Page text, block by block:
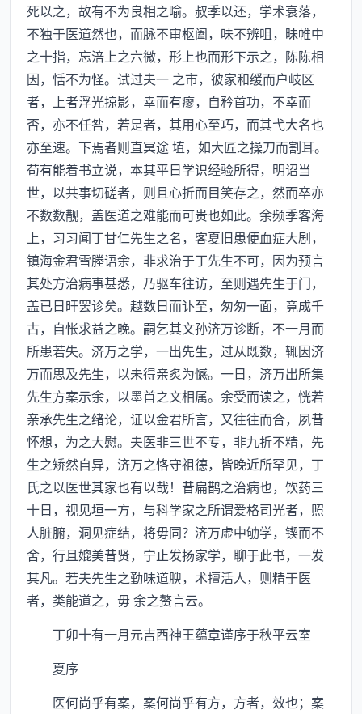
死以之，故有不为良相之喻。叔季以还，学术衰落，
不独于医道然也，而脉不审枢阖，味不辨咀，昧帷中
之十指，忘涪上之六微，形上也而形下示之，陈陈相
因，恬不为怪。试过夫一 之市，彼家和缓而户岐区
者，上者浮光掠影，幸而有瘳，自矜首功，不幸而
否，亦不任咎，若是者，其用心至巧，而其弋大名也
亦至速。下焉者则直冥途 埴，如大匠之操刀而割耳。
苟有能着书立说，本其平日学识经验所得，明诏当
世，以共事切磋者，则且心折而目笑存之，然而卒亦
不数数觏，盖医道之难能而可贵也如此。余频季客海
上，习习闻丁甘仁先生之名，客夏旧患便血症大剧，
镇海金君雪塍语余，非求治于丁先生不可，因为预言
其处方治病事甚悉，乃驱车往访，至则遇先生于门，
盖已日旰罢诊矣。越数日而讣至，匆匆一面，竟成千
古，自怅求益之晚。嗣乞其文孙济万诊断，不一月而
所患若失。济万之学，一出先生，过从既数，辄因济
万而思及先生，以未得亲炙为憾。一日，济万出所集
先生方案示余，以墨首之文相属。余受而读之，恍若
亲承先生之绪论，证以金君所言，又往往而合，夙昔
怀想，为之大慰。夫医非三世不专，非九折不精，先
生之矫然自异，济万之恪守祖德，皆晚近所罕见，丁
氏之以医世其家也有以哉！昔扁鹊之治病也，饮药三
十日，视见垣一方，与科学家之所谓爱格司光者，照
人脏腑，洞见症结，将毋同？济万虚中劬学，锲而不
舍，行且媲美昔贤，宁止发扬家学，聊于此书，一发
其凡。若夫先生之勤味道腴，术擅活人，则精于医
者，类能道之，毋 余之赘言云。
丁卯十有一月元吉西神王蕴章谨序于秋平云室
夏序
医何尚乎有案，案何尚乎有方，方者，效也；案